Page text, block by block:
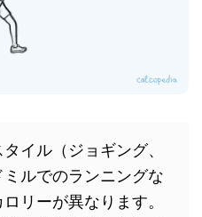
イル（ジョギング、
ルでのランニングな
リーが異なります。